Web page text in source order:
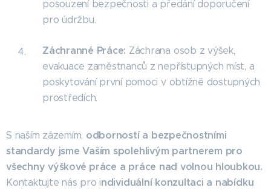
posouzení bezpečnosti a předání doporučení
pro údržbu.
Záchranné Práce: Záchrana osob z výšek,
evakuace zaměstnanců z nepřístupných míst, a
poskytování první pomoci v obtížně dostupných
prostředích.
S naším zázemím, odborností a bezpečnostními
standardy jsme Vaším spolehlivým partnerem pro
všechny výškové práce a práce nad volnou hloubkou.
Kontaktujte nás pro individuální konzultaci a nabídku